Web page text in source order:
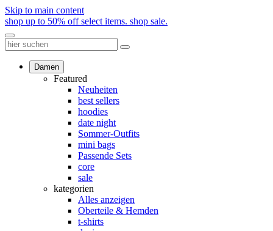
Skip to main content
shop up to 50% off select items. shop sale.
Damen
Featured
Neuheiten
best sellers
hoodies
date night
Sommer-Outfits
mini bags
Passende Sets
core
sale
kategorien
Alles anzeigen
Oberteile & Hemden
t-shirts